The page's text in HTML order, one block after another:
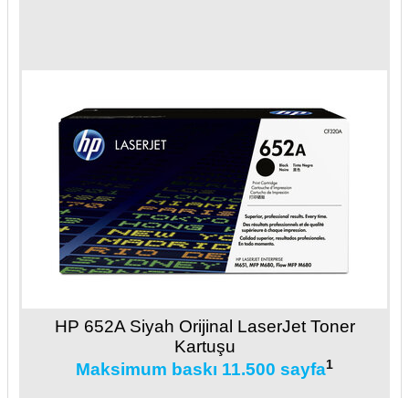
HP 652A Siyah Orijinal LaserJet Toner
Kartuşu
Maksimum baskı 11.500 sayfa1